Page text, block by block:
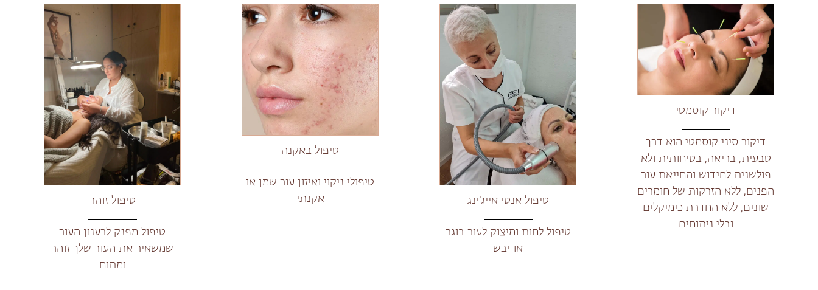
דיקור קוסמטי
דיקור סיני קוסמטי הוא דרך
טבעית, בריאה, בטיחותית ולא
פולשנית לחידוש והחייאת עור
הפנים, ללא הזרקות של חומרים
שונים, ללא החדרת כימיקלים
ובלי ניתוחים
טיפול אנטי אייג׳ינג
טיפול לחות ומיצוק לעור בוגר
או יבש
טיפול באקנה
טיפולי ניקוי ואיזון עור שמן או
אקנתי
טיפול זוהר
טיפול מפנק לרענון העור
שמשאיר את העור שלך זוהר
ומתוח